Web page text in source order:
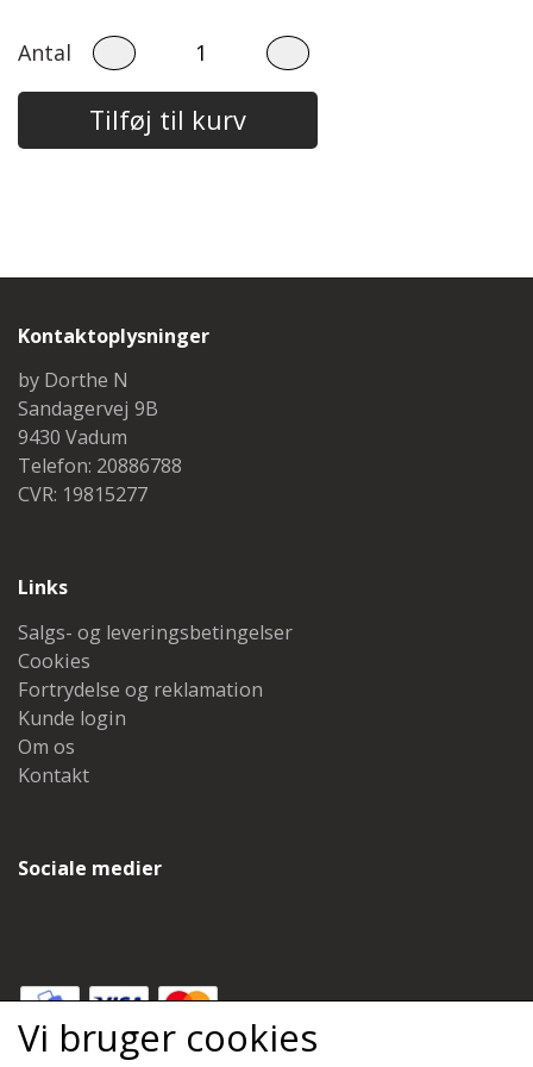
Easy Care
Børn
Diverse
Tilbehør
Garnskåle
Antal
Tilføj til kurv
Kontaktoplysninger
by Dorthe N
Sandagervej 9B
9430 Vadum
Telefon: 20886788
CVR: 19815277
Links
Salgs- og leveringsbetingelser
Cookies
Fortrydelse og reklamation
Kunde login
Om os
Kontakt
Sociale medier
Vi bruger cookies